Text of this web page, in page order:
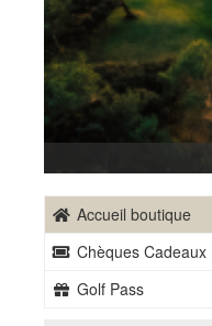
Accueil boutique
Chèques Cadeaux
Golf Pass